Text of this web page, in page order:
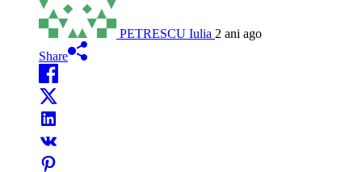
PETRESCU Iulia 2 ani ago
Share